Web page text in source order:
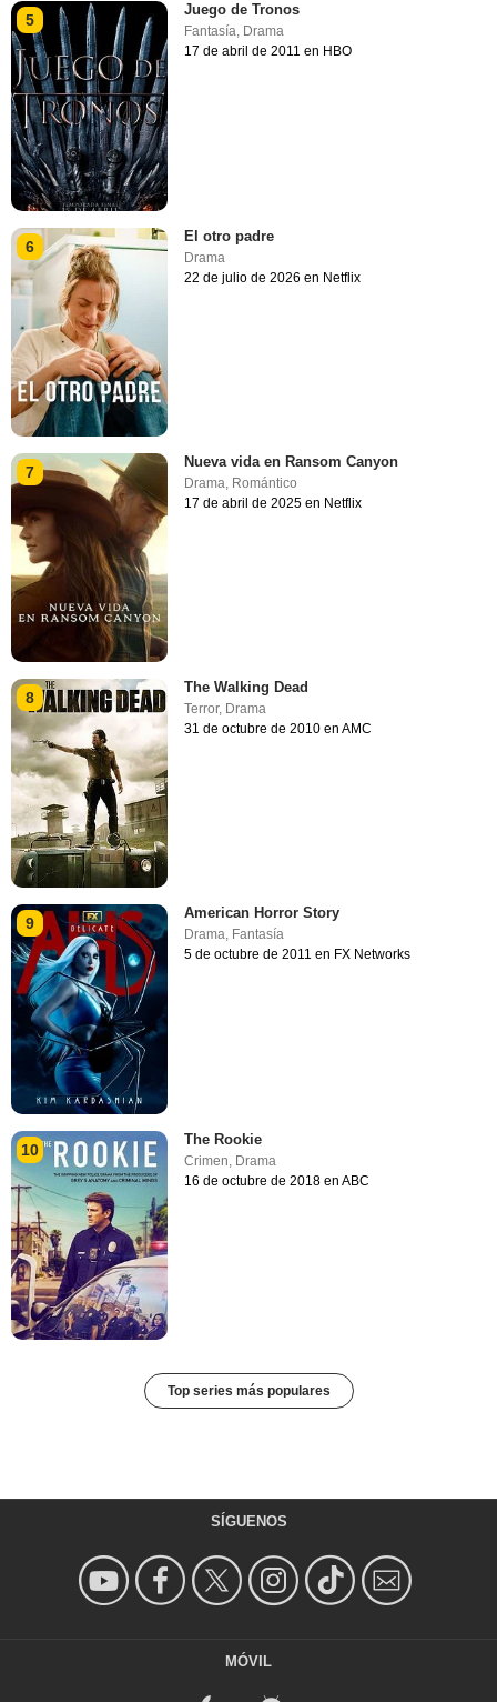
5
Juego de Tronos
Fantasía, Drama
17 de abril de 2011 en HBO
6
El otro padre
Drama
22 de julio de 2026 en Netflix
7
Nueva vida en Ransom Canyon
Drama, Romántico
17 de abril de 2025 en Netflix
8
The Walking Dead
Terror, Drama
31 de octubre de 2010 en AMC
9
American Horror Story
Drama, Fantasía
5 de octubre de 2011 en FX Networks
10
The Rookie
Crimen Drama
16 de octubre de 2018 en ABC
Top series más populares
SÍGUENOS
MÓVIL